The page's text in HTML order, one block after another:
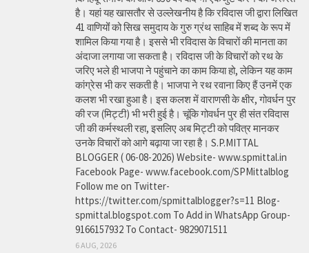
है। यहां यह खासतौर से उल्लेखनीय है कि रविदास जी द्वारा लिखित
41 वाणियोंं को सिख समुदाय के गुरु ग्रंथ साहिब में शब्द के रूप में
शामिल किया गया है। इससे भी रविदास के विचारों की मानता का
अंदाजा लगाया जा सकता है। रविदास जी के विचारों को रथ के
जरिए भले ही भाजपा ने पहुंचाने का काम किया हो, लेकिन यह काम
कांग्रेस भी कर सकती है। भाजपा ने रथ रवाना किए हैं उनमें एक
कलश भी रखा हुआ है। इस कलश में वाराणसी के क्षीर, गोवर्धन पुर
की रज (मिट्टी) भी भरी हुई है। चूंकि गोवर्धन पुर ही संत रविदास
जी की कर्मस्थली रहा, इसलिए अब मिट्टी को पवित्र मानकर
उनके विचारों को आगे बढ़ाया जा रहा है। S.P.MITTAL
BLOGGER ( 06-08-2026) Website- www.spmittal.in
Facebook Page- www.facebook.com/SPMittalblog
Follow me on Twitter-
https://twitter.com/spmittalblogger?s=11 Blog-
spmittal.blogspot.com To Add in WhatsApp Group-
9166157932 To Contact- 9829071511
6 AUG, 2026